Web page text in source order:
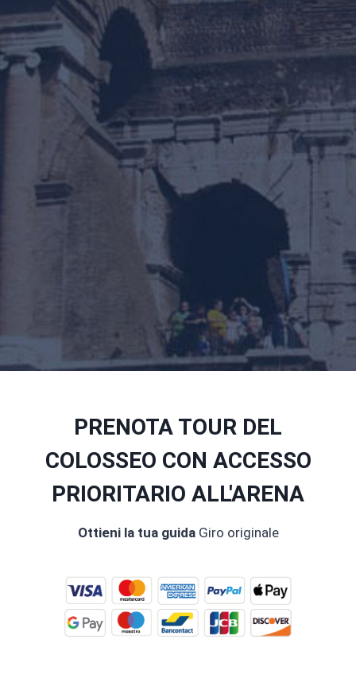
PRENOTA TOUR DEL
COLOSSEO CON ACCESSO
PRIORITARIO ALL'ARENA
Ottieni la tua guida Giro originale